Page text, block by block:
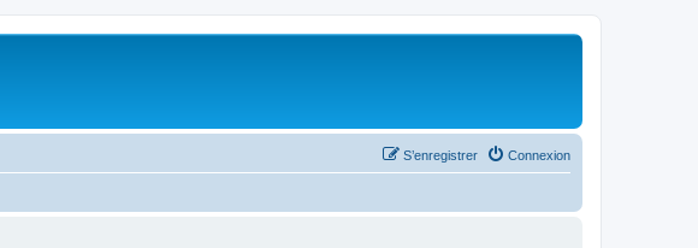
Connexion
S’enregistrer